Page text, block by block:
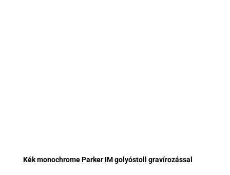
Kék monochrome Parker IM golyóstoll gravírozással